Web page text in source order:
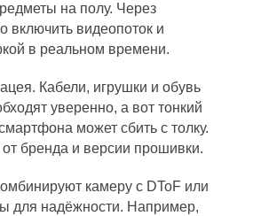
на полу. Через
включить видеопоток и
в реальном времени.
Кабели, игрушки и обувь
уверенно, а вот тонкий
может сбить с толку.
от бренда и версии прошивки.
камеру с DToF или
для надёжности. Например,